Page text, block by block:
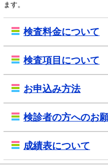
ます。
検査料金について
検査項目について
お申込み方法
検診者の方へのお
成績表について